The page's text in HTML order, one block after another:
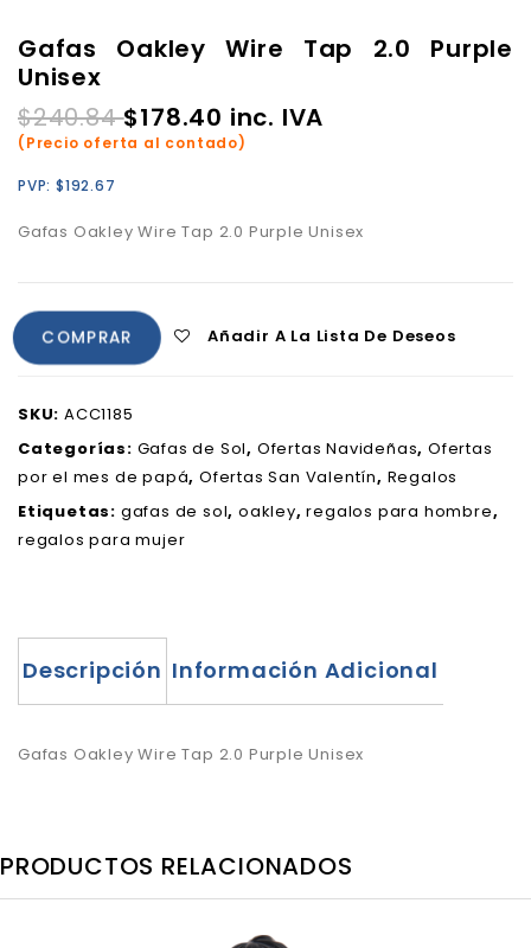
Gafas Oakley Wire Tap 2.0 Purple
Unisex
$240.84$178.40 inc. IVA
(Precio oferta al contado)
PVP: $192.67
Gafas Oakley Wire Tap 2.0 Purple Unisex
COMPRAR Añadir A La Lista De Deseos
SKU: ACC1185
Categorías: Gafas de Sol, Ofertas Navideñas,Ofertas
por el mes de papá,Ofertas San Valentín, Regalos
Etiquetas: gafas de sol,oakley,regalos para hombre,
regalos para mujer
Descripción Información Adicional
Gafas Oakley Wire Tap 2.0 Purple Unisex
PRODUCTOS RELACIONADOS